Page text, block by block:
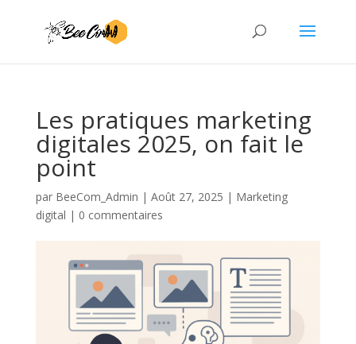
Les pratiques marketing
digitales 2025, on fait le
point
par BeeCom_Admin | Août 27, 2025 | Marketing
digital | 0 commentaires